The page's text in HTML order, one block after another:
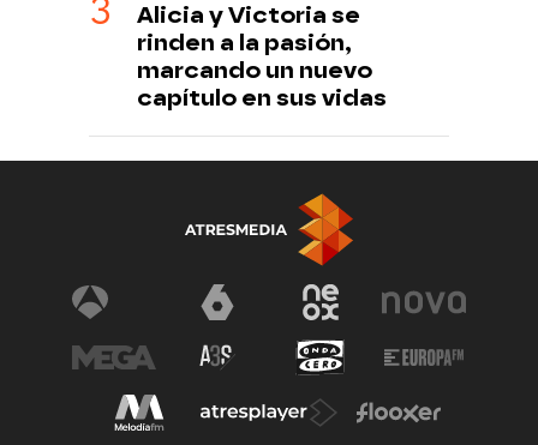
Alicia y Victoria se
rinden a la pasión,
marcando un nuevo
capítulo en sus vidas